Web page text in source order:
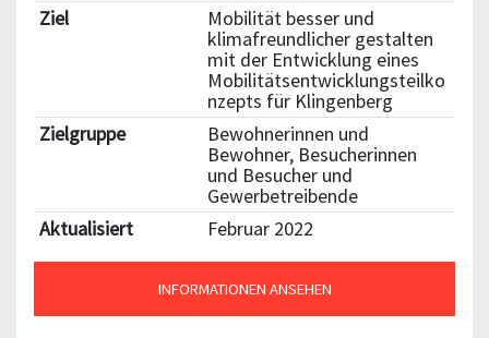
Ziel
Mobilität besser und
klimafreundlicher gestalten
mit der Entwicklung eines
Mobilitätsentwicklungsteilko
nzepts für Klingenberg
Zielgruppe
Bewohnerinnen und
Bewohner, Besucherinnen
und Besucher und
Gewerbetreibende
Aktualisiert
Februar 2022
INFORMATIONEN ANSEHEN